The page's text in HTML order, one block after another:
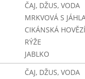
ČAJ, DŽUS, VODA
MRKVOVÁ S
CIKÁNSKÁ
RÝŽE
JABLKO
ČAJ, DŽUS, VODA